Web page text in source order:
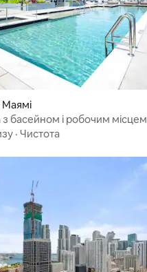
Маямі
з басейном і робочим місцем
· Чистота